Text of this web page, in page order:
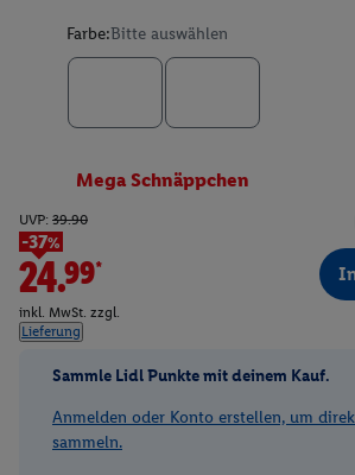
Farbe:Bitte auswählen
Mega Schnäppchen
UVP: 39.90
-37%
24.99*
inkl. MwSt. zzgl.
Lieferung
Sammle Lidl Punkte mit deinem Kauf.
Anmelden oder Konto erstellen, um
sammeln.